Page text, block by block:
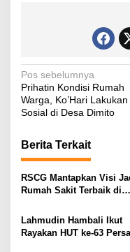
N
a
v
i
g
a
s
i
p
Pos sebelumnya
Prihatin Kondisi Rumah
Warga, Ko’Hari Lakukan
Sosial di Desa Dimito
Berita Terkait
RSCG Mantapkan Visi
Rumah Sakit Terbaik di
Lahmudin Hambali Ikut
Rayakan HUT ke-63